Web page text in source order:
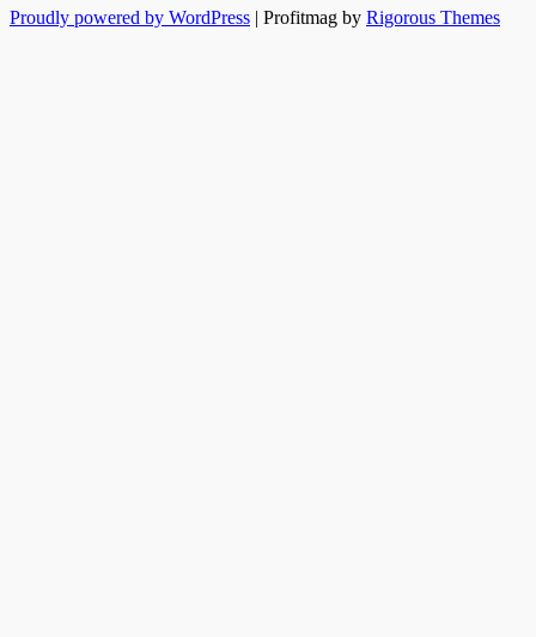
Proudly powered by WordPress | Profitmag by Rigorous Themes